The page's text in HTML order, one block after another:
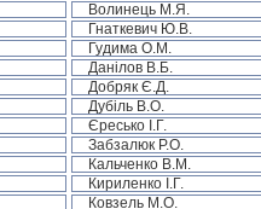
Волинець М.Я.
Гнаткевич Ю.В.
Гудима О.М.
Данілов В.Б.
Добряк Є.Д.
Дубіль В.О.
Єресько І.Г.
Забзалюк Р.О.
Кальченко В.М.
Кириленко І.Г.
Ковзель М.О.